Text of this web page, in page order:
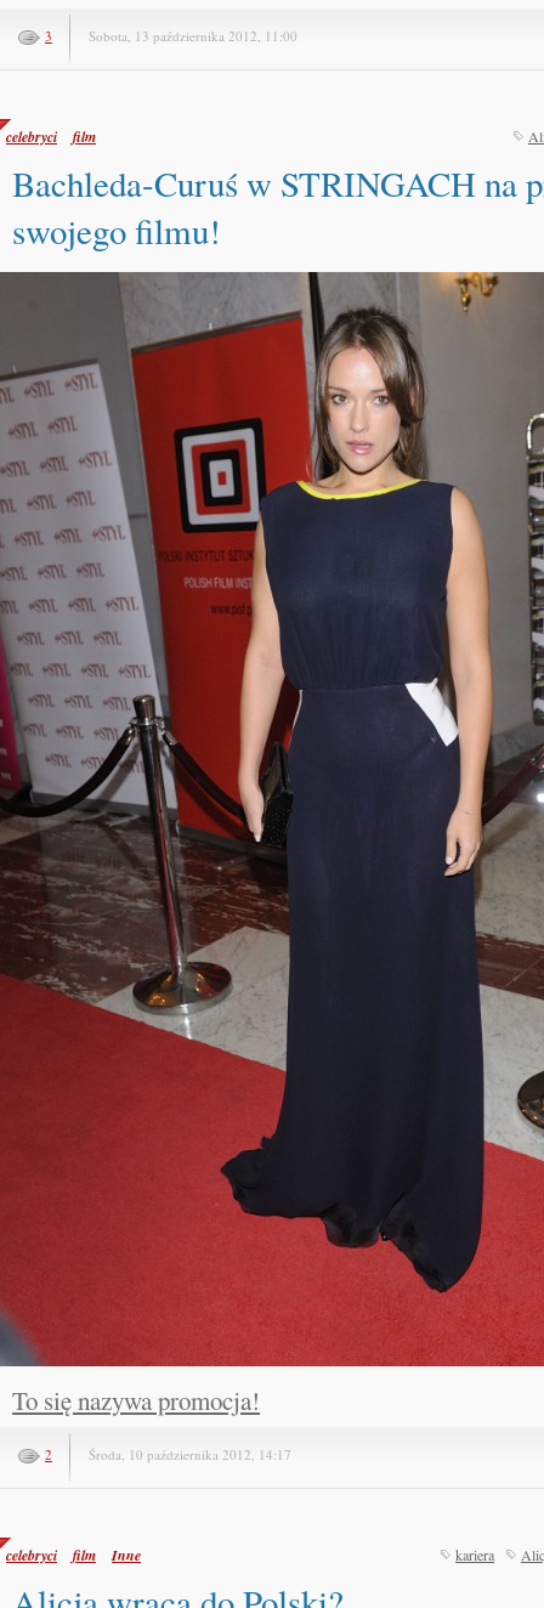
3 Sobota, 13 października 2012, 11:00
celebryci film
Bachleda-Curuś w STRINGACH na
swojego filmu!
To się nazywa promocja!
2 Środa, 10 października 2012, 14:17
celebryci film Inne kariera